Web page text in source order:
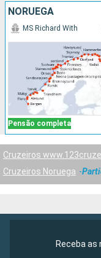
NORUEGA
Pensão completa
MS Richard With
Cruzeiros
Cruzeiros Noruega
Receba